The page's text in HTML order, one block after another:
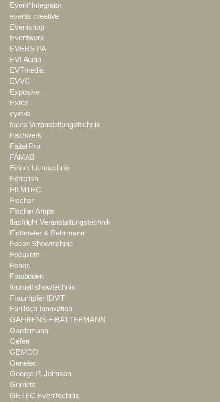
Event*Integrator
events creative
Eventshop
Eventworx
EVERS PA
EVI Audio
EVTmedia
EVVC
Exposive
Extes
eyevis
faces Veranstaltungstechnik
Fachwerk
Faital Pro
FAMAB
Feiner Lichttechnik
Ferrofish
FILMTEC
Fischer
Fischer Amps
flashlight Veranstaltungstechnik
Flottmeier & Rehrmann
Focon Showtechnic
Focusrite
Fohhn
Fotoboden
fournell showtechnik
Fraunhofer IDMT
FunTech Innovation
GAHRENS + BATTERMANN
Gardemann
Gefen
GEMCO
Genelec
George P. Johnson
Gerriets
GETEC Eventtechnik